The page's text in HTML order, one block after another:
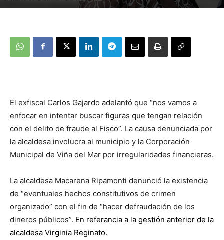
El exfiscal Carlos Gajardo adelantó que “nos vamos a
enfocar en intentar buscar figuras que tengan relación
con el delito de fraude al Fisco”. La causa denunciada por
la alcaldesa involucra al municipio y la Corporación
Municipal de Viña del Mar por irregularidades financieras.
La alcaldesa Macarena Ripamonti denunció la existencia
de “eventuales hechos constitutivos de crimen
organizado” con el fin de “hacer defraudación de los
dineros públicos”. En referancia a la gestión anterior de la
alcaldesa Virginia Reginato.